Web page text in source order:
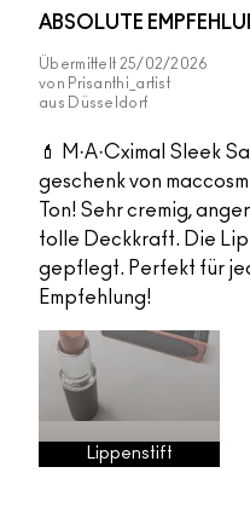
ABSOLUTE
Übermittelt 25/02/2026
von Prisanthi_artist
aus
Düsseldorf
💄 M·A·Cximal Sleek
geschenk von
Ton! Sehr cremig,
tolle Deckkraft. Die
gepflegt. Perfekt für
Empfehlung!
Lippenstift